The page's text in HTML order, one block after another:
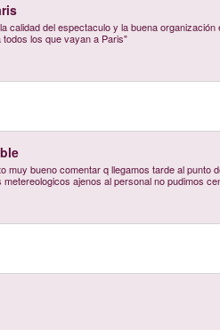
calidad del espectaculo y la buena
los que vayan a Paris"
muy bueno comentar q llegamos tarde al
ajenos al personal no pudimos